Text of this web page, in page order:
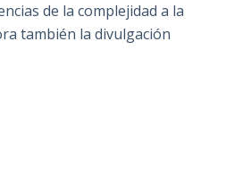
de la complejidad a la
también la divulgación